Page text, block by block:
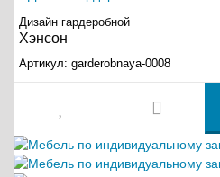
Дизайн гардеробной
Хэнсон
Артикул: garderobnaya-0008